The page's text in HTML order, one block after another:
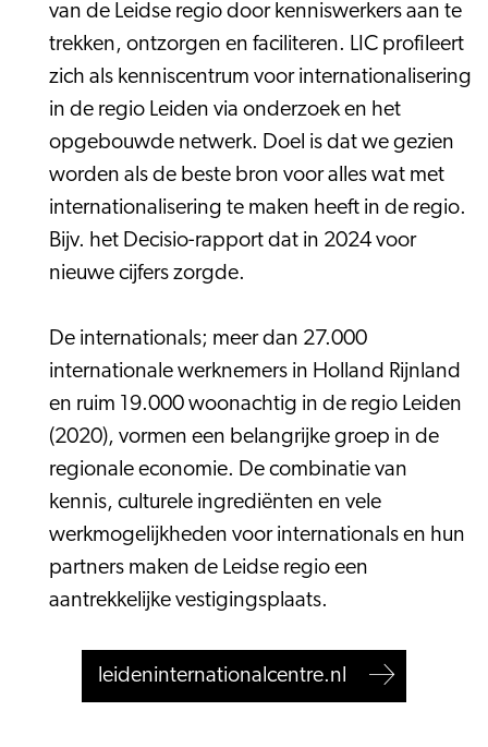
van de Leidse regio door kenniswerkers aan te
trekken, ontzorgen en faciliteren. LIC profileert
zich als kenniscentrum voor internationalisering
in de regio Leiden via onderzoek en het
opgebouwde netwerk. Doel is dat we gezien
worden als de beste bron voor alles wat met
internationalisering te maken heeft in de regio.
Bijv. het Decisio-rapport dat in 2024 voor
nieuwe cijfers zorgde.
De internationals; meer dan 27.000
internationale werknemers in Holland Rijnland
en ruim 19.000 woonachtig in de regio Leiden
(2020), vormen een belangrijke groep in de
regionale economie. De combinatie van
kennis, culturele ingrediënten en vele
werkmogelijkheden voor internationals en hun
partners maken de Leidse regio een
aantrekkelijke vestigingsplaats.
leideninternationalcentre.nl